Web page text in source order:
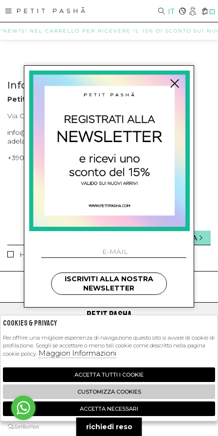
IT 0
NEL CARRELLO PER RICEVERE IL 15% DI SCONTO SUI
Info contatti
Petit Pasha
Via Cilea, 255 Napoli Corso Umberto I 301 Napoli
info@petitpasha.com, petitpasha@hotmail.it,
adelaide.petitpasha@hotmail.com
+39081643421 , +390812351280
ISCRIVITI ALLA NEWSLETTER
Ho letto ed accettato le condizioni sulla privacy.
INVIA
kids
PETIT PASHA
EXTRA
2026 Petit Pasha - P.iva : 09423341214 Powered by
Zucchetti
🍪
ISCRIVITI ALLA NOSTRA
NEWSLETTER
richiedi reso
Cookies & Privacy
Per offrire una migliore esperienza di navigazione questo sito si avvale di cookie di
profilazione. Scegli se accettare o meno tali cookie come descritto nella pagina
cookie policy. Maggiori Informazioni
ACCETTA TUTTI I COOKIE
CUSTOMIZZA COOKIES
ACCETTA NECESSARI